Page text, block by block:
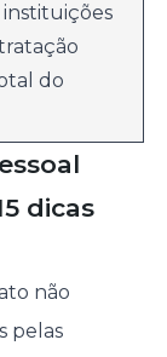
do
dicas
não
pelas